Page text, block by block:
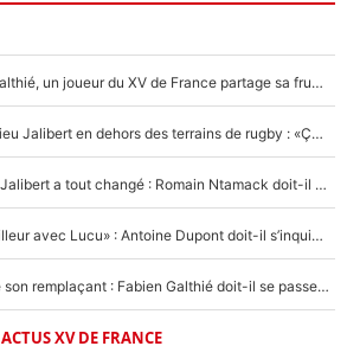
Mis de côté par Fabien Galthié, un joueur du XV de France partage sa frustration : «ils ne me l’ont pas dit tout de suite»
La raison d'être de Matthieu Jalibert en dehors des terrains de rugby : «Ça m'atteint autant que si tu touches à un membre de ma famille»
XV de France - Matthieu Jalibert a tout changé : Romain Ntamack doit-il s’inquiéter pour sa place à un an de la Coupe du monde ?
«Le XV de France est meilleur avec Lucu» : Antoine Dupont doit-il s’inquiéter pour sa place ?
Le XV de France a trouvé son remplaçant : Fabien Galthié doit-il se passer d'Antoine Dupont ?
ACTUS XV DE FRANCE